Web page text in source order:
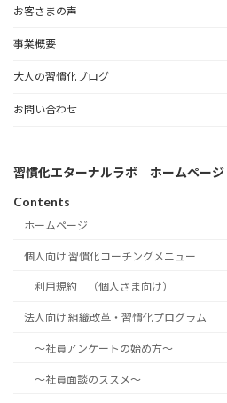
お客さまの声
事業概要
大人の習慣化ブログ
お問い合わせ
習慣化エターナルラボ ホームページ
Contents
ホームページ
個人向け 習慣化コーチングメニュー
利用規約 （個人さま向け）
法人向け 組織改革・習慣化プログラム
～社員アンケートの始め方～
～社員面談のススメ～